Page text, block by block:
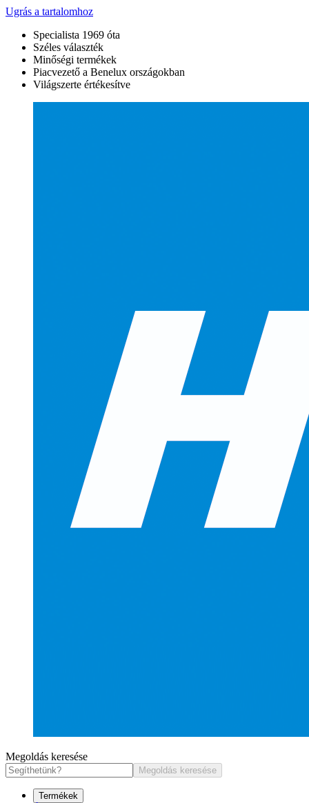
Ugrás a tartalomhoz
Specialista 1969 óta
Széles választék
Minőségi termékek
Piacvezető a Benelux országokban
Világszerte értékesítve
Megoldás keresése
Megoldás keresése
Termékek